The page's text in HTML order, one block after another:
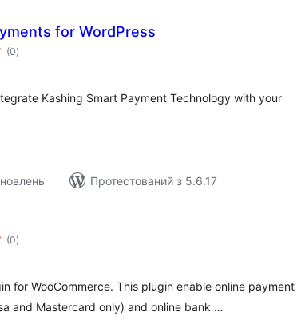
for WordPress
(0загальний
рейтинг
)
Kashing Smart Payment Technology with your
Протестований з 5.6.17
(0загальний
рейтинг
)
for WooCommerce. This plugin enable online payment
and Mastercard only) and online bank …